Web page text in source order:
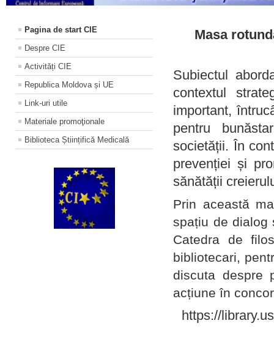
Pagina de start CIE
Despre CIE
Activități CIE
Republica Moldova și UE
Link-uri utile
Materiale promoţionale
Biblioteca Științifică Medicală
Masa
Subiectul
contextul
important,
pentru
societății. În
prevenției și
sănătății
Prin această
spațiu de dialog
Catedra de
bibliotecari,
discuta despre
acțiune în
https://